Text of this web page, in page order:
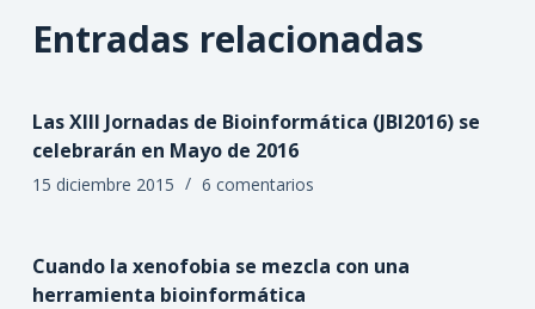
Entradas relacionadas
Las XIII Jornadas de Bioinformática (JBI2016) se
celebrarán en Mayo de 2016
15 diciembre 2015 6 comentarios
Cuando la xenofobia se mezcla con una
herramienta bioinformática